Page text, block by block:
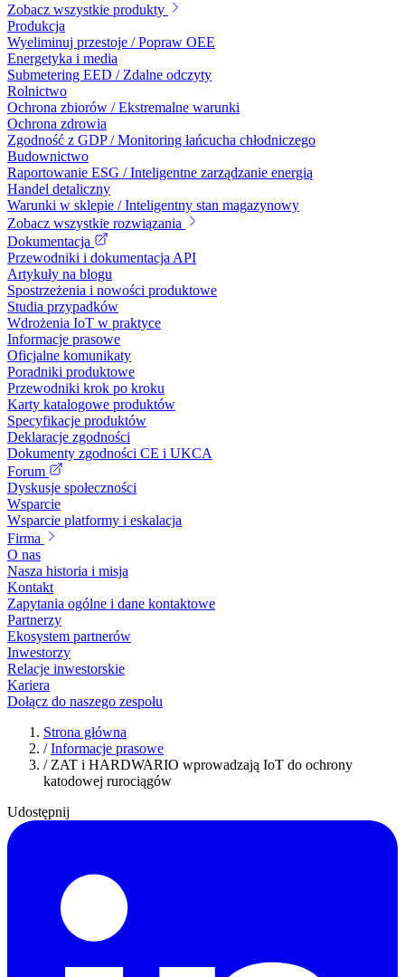
Zobacz wszystkie produkty
Produkcja
Wyeliminuj przestoje / Popraw OEE
Energetyka i media
Submetering EED / Zdalne odczyty
Rolnictwo
Ochrona zbiorów / Ekstremalne warunki
Ochrona zdrowia
Zgodność z GDP / Monitoring łańcucha chłodniczego
Budownictwo
Raportowanie ESG / Inteligentne zarządzanie energią
Handel detaliczny
Warunki w sklepie / Inteligentny stan magazynowy
Zobacz wszystkie rozwiązania
Dokumentacja
Przewodniki i dokumentacja API
Artykuły na blogu
Spostrzeżenia i nowości produktowe
Studia przypadków
Wdrożenia IoT w praktyce
Informacje prasowe
Oficjalne komunikaty
Poradniki produktowe
Przewodniki krok po kroku
Karty katalogowe produktów
Specyfikacje produktów
Deklaracje zgodności
Dokumenty zgodności CE i UKCA
Forum
Dyskusje społeczności
Wsparcie
Wsparcie platformy i eskalacja
Firma
O nas
Nasza historia i misja
Kontakt
Zapytania ogólne i dane kontaktowe
Partnerzy
Ekosystem partnerów
Inwestorzy
Relacje inwestorskie
Kariera
Dołącz do naszego zespołu
Strona główna
/ Informacje prasowe
/ ZAT i HARDWARIO wprowadzają IoT do ochrony
katodowej rurociągów
Udostępnij